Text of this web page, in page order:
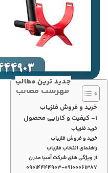
جدید ترین مطالب
فهرست مطالب
خرید و فروش فلزیاب
۱- کیفیت و کارایی محصول
خرید فلزیاب
خرید و فروش فلزیاب
راهنمای انتخاب فلزیاب
از ویژگی های شرکت آسیا مدرن
۰۹۰۱۴۴۴۴۹۰۳-۰۹۱۰۰۰۶۱۳۸۷